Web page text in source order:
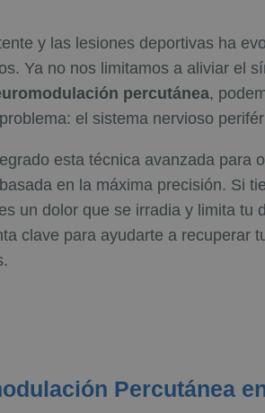
y las lesiones deportivas ha
Ya no nos limitamos a aliviar el
percutánea,
el sistema nervioso
esta técnica avanzada para
en la máxima precisión. Si
un dolor que se irradia y limita tu
clave para ayudarte a recuperar
Percutánea